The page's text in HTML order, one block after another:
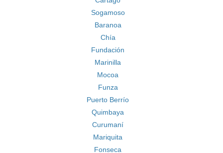
Sogamoso
Baranoa
Chía
Fundación
Marinilla
Mocoa
Funza
Puerto Berrío
Quimbaya
Curumaní
Mariquita
Fonseca